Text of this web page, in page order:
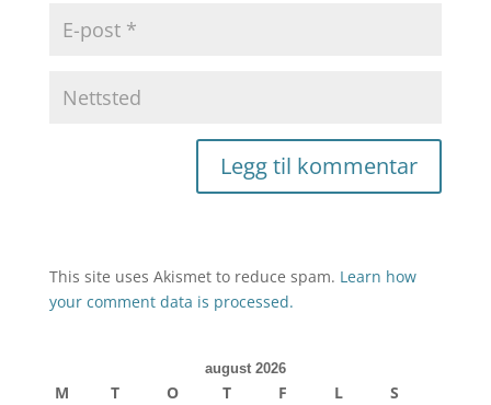
This site uses Akismet to reduce spam. Learn how
your comment data is processed.
august 2026
M T O T F L
S